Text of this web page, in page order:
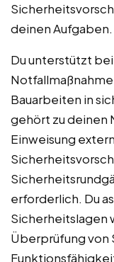
deinen Aufgaben.
Du unterstützt
Bauarbeiten in
gehört zu deinen
Einweisung
erforderlich. Du
Sicherheitslagen
Überprüfung von